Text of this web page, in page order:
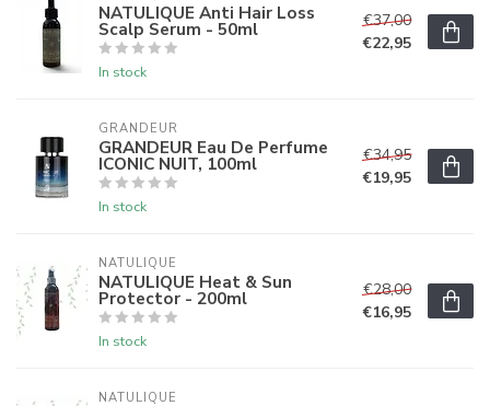
NATULIQUE Anti Hair Loss
Scalp Serum - 50ml
In stock
€37,00
€22,95
GRANDEUR
GRANDEUR Eau De Perfume
ICONIC NUIT, 100ml
In stock
€34,95
€19,95
NATULIQUE
NATULIQUE Heat & Sun
Protector - 200ml
In stock
€28,00
€16,95
NATULIQUE